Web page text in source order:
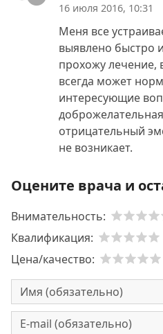
16 июля 2016, 10:31
Меня все
выявлено быстро
прохожу лечение,
всегда может
интересующие
отрицательный
не возникает.
Оцените врача и
Внимательность:
Квалификация:
Цена/качество: